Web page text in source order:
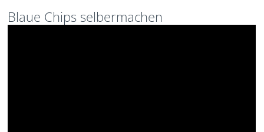
Blaue Chips selbermachen